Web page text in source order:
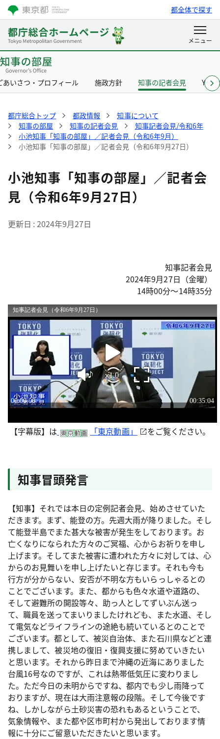
都全体で探す
あいさつ・プロフィール 施政方針 知事の記者会見
都庁総合トップ 都政情報
知事について
知事の部屋
知事の記者会見
知事記者会見/令和6年
小池知事「知事の部屋」／記者会見（令和6年9月）
小池知事「知事の部屋」／記者会見（令和6年9月27日）
小池知事「知事の部屋」／記者会
見（令和6年9月27日）
更新日 2024年9月27日
知事記者会見
2024年9月27日（金曜）
14時00分～14時35分
【字幕版】は 「東京動画」 をご覧ください。
知事冒頭発言
【知事】それでは本日の定例記者会見、始めさせていた
だきます。まず、能登の方。先週大雨が降りました。そし
て能登半島でまた甚大な被害が発生をしております。お
亡くなりになられた方々のご冥福、心からお祈りを申し
上げます。そしてまた被害に遭われた方々に対しては、心
からのお見舞いを申し上げたいと存じます。それも今も
行方が分からない、安否が不明な方もいらっしゃるとの
ことでございます。また、都からも色々水道や道路の、
そして避難所の開設等々、助っ人としてずいぶん送っ
て、職員を送ってまいりましたけれども、また水道、そし
て電気などライフラインの途絶も続いているとのことで
ございます。都として、被災自治体、また石川県などと連
携しまして、被災地の復旧・復興支援に努めていきたい
と思います。それから昨日まで沖縄の近海にありました
台風16号なのですが、これは熱帯低気圧に変わりまし
た。ただ今日の未明からですね、都内でも少し雨降って
おりますが、現在は大雨注意報の段階。そして今後です
ね、しかしながら土砂災害の恐れもあるということで、
気象情報や、また都や区市町村から発出しております情
報に十分にご留意いただきたいと思います。